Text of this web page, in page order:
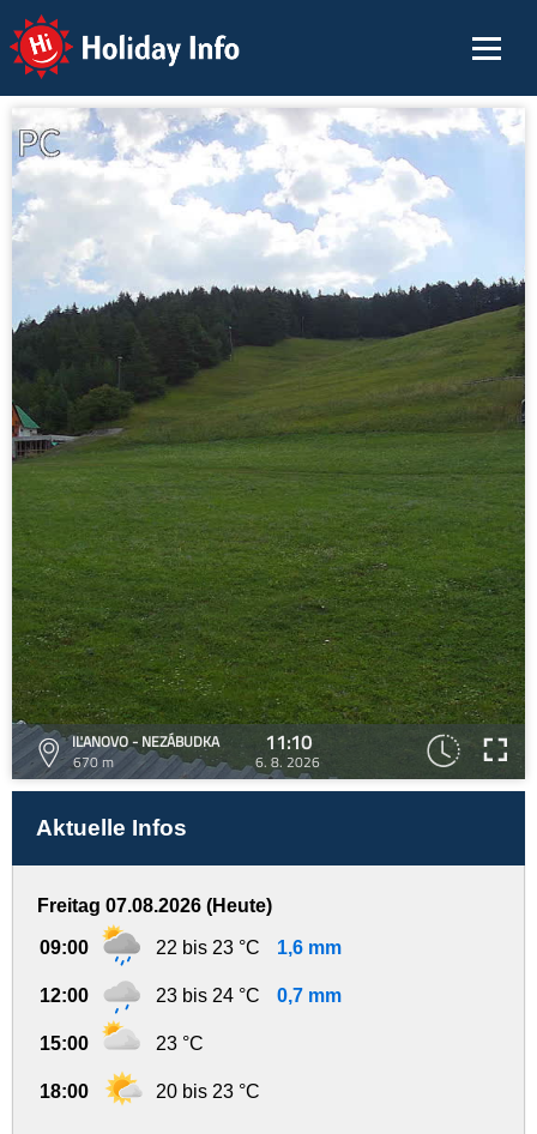
Holiday Info
IĽANOVO - NEZÁBUDKA
670 m
11:10
6. 8. 2026
Aktuelle Infos
Freitag 07.08.2026 (Heute)
09:00 22 bis 23 °C 1,6 mm
12:00 23 bis 24 °C 0,7 mm
15:00 23 °C
18:00 20 bis 23 °C